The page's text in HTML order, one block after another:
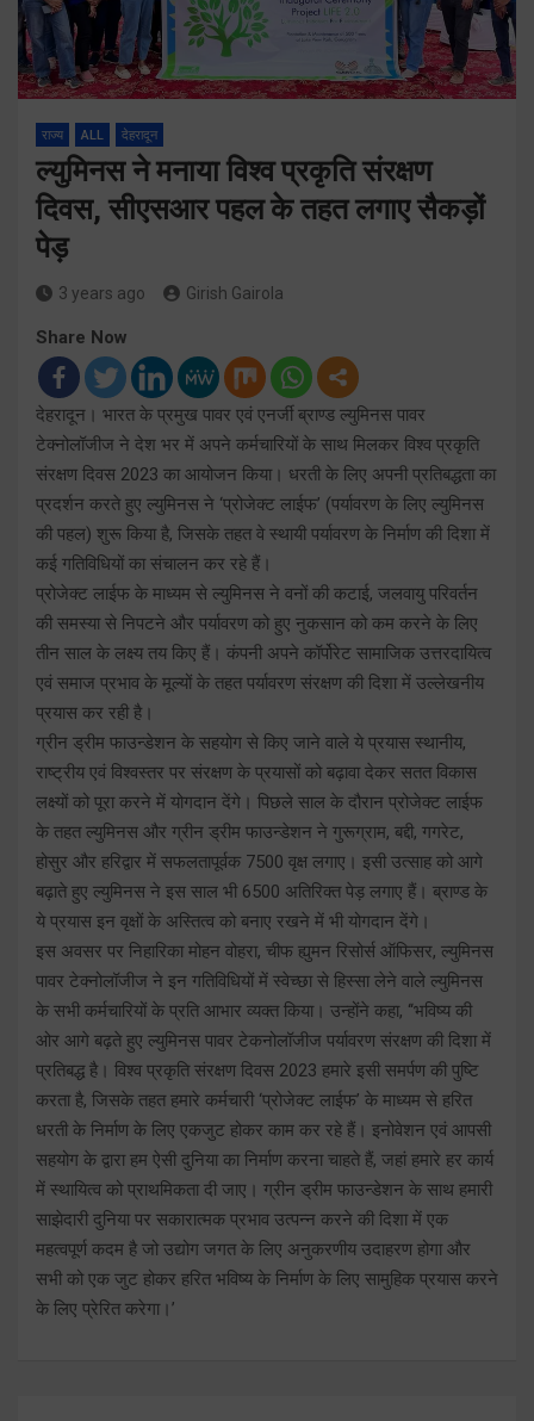
राज्य ALL देहरादून
ल्युमिनस ने मनाया विश्व प्रकृति संरक्षण
दिवस, सीएसआर पहल के तहत लगाए सैकड़ों
पेड़
3 years ago Girish Gairola
Share Now
देहरादून। भारत के प्रमुख पावर एवं एनर्जी ब्राण्ड ल्युमिनस पावर
टेक्नोलॉजीज ने देश भर में अपने कर्मचारियों के साथ मिलकर विश्व प्रकृति
संरक्षण दिवस 2023 का आयोजन किया। धरती के लिए अपनी प्रतिबद्धता का
प्रदर्शन करते हुए ल्युमिनस ने ‘प्रोजेक्ट लाईफ’ (पर्यावरण के लिए ल्युमिनस
की पहल) शुरू किया है, जिसके तहत वे स्थायी पर्यावरण के निर्माण की दिशा में
कई गतिविधियों का संचालन कर रहे हैं।
प्रोजेक्ट लाईफ के माध्यम से ल्युमिनस ने वनों की कटाई, जलवायु परिवर्तन
की समस्या से निपटने और पर्यावरण को हुए नुकसान को कम करने के लिए
तीन साल के लक्ष्य तय किए हैं। कंपनी अपने कॉर्पोरेट सामाजिक उत्तरदायित्व
एवं समाज प्रभाव के मूल्यों के तहत पर्यावरण संरक्षण की दिशा में उल्लेखनीय
प्रयास कर रही है।
ग्रीन ड्रीम फाउन्डेशन के सहयोग से किए जाने वाले ये प्रयास स्थानीय,
राष्ट्रीय एवं विश्वस्तर पर संरक्षण के प्रयासों को बढ़ावा देकर सतत विकास
लक्ष्यों को पूरा करने में योगदान देंगे। पिछले साल के दौरान प्रोजेक्ट लाईफ
के तहत ल्युमिनस और ग्रीन ड्रीम फाउन्डेशन ने गुरूग्राम, बद्दी, गगरेट,
होसुर और हरिद्वार में सफलतापूर्वक 7500 वृक्ष लगाए। इसी उत्साह को आगे
बढ़ाते हुए ल्युमिनस ने इस साल भी 6500 अतिरिक्त पेड़ लगाए हैं। ब्राण्ड के
ये प्रयास इन वृक्षों के अस्तित्व को बनाए रखने में भी योगदान देंगे।
इस अवसर पर निहारिका मोहन वोहरा, चीफ ह्युमन रिसोर्स ऑफिसर, ल्युमिनस
पावर टेक्नोलॉजीज ने इन गतिविधियों में स्वेच्छा से हिस्सा लेने वाले ल्युमिनस
के सभी कर्मचारियों के प्रति आभार व्यक्त किया। उन्होंने कहा, ‘‘भविष्य की
ओर आगे बढ़ते हुए ल्युमिनस पावर टेकनोलॉजीज पर्यावरण संरक्षण की दिशा में
प्रतिबद्ध है। विश्व प्रकृति संरक्षण दिवस 2023 हमारे इसी समर्पण की पुष्टि
करता है, जिसके तहत हमारे कर्मचारी ‘प्रोजेक्ट लाईफ’ के माध्यम से हरित
धरती के निर्माण के लिए एकजुट होकर काम कर रहे हैं। इनोवेशन एवं आपसी
सहयोग के द्वारा हम ऐसी दुनिया का निर्माण करना चाहते हैं, जहां हमारे हर कार्य
में स्थायित्व को प्राथमिकता दी जाए। ग्रीन ड्रीम फाउन्डेशन के साथ हमारी
साझेदारी दुनिया पर सकारात्मक प्रभाव उत्पन्न करने की दिशा में एक
महत्वपूर्ण कदम है जो उद्योग जगत के लिए अनुकरणीय उदाहरण होगा और
सभी को एक जुट होकर हरित भविष्य के निर्माण के लिए सामुहिक प्रयास करने
के लिए प्रेरित करेगा।’